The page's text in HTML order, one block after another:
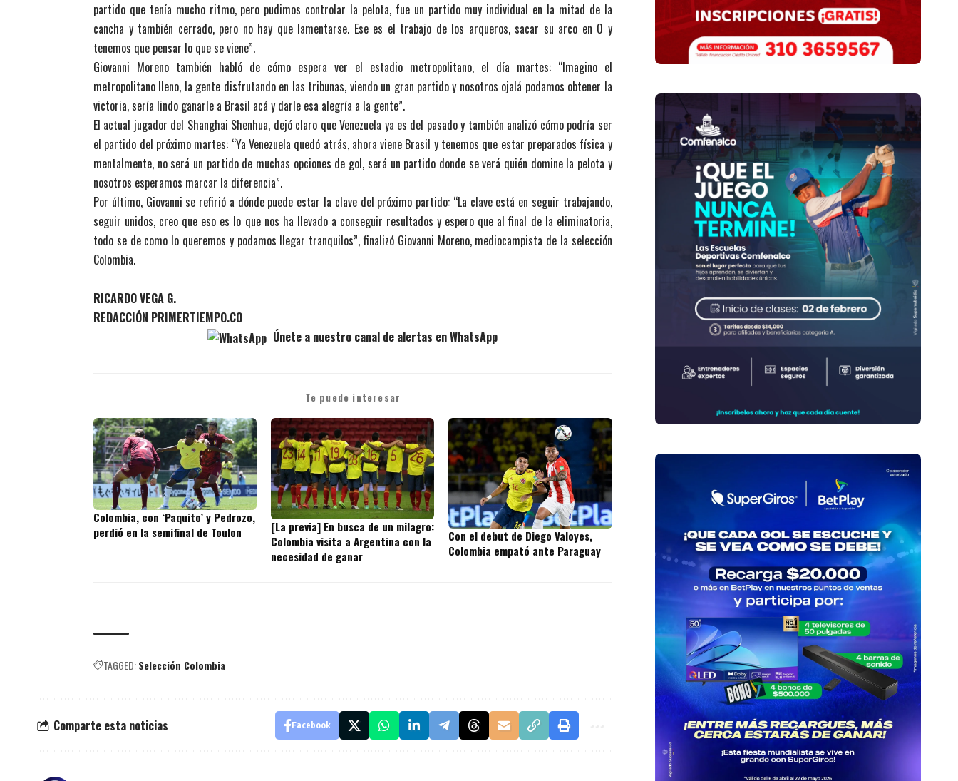
partido que tenía mucho ritmo, pero pudimos controlar la pelota, fue un partido muy individual en la mitad de la
cancha y también cerrado, pero no hay que lamentarse. Ese es el trabajo de los arqueros, sacar su arco en 0 y
tenemos que pensar lo que se viene”.
Giovanni Moreno también habló de cómo espera ver el estadio metropolitano, el día martes: “Imagino el
metropolitano lleno, la gente disfrutando en las tribunas, viendo un gran partido y nosotros ojalá podamos obtener la
victoria, sería lindo ganarle a Brasil acá y darle esa alegría a la gente”.
El actual jugador del Shanghai Shenhua, dejó claro que Venezuela ya es del pasado y también analizó cómo podría ser
el partido del próximo martes: “Ya Venezuela quedó atrás, ahora viene Brasil y tenemos que estar preparados física y
mentalmente, no será un partido de muchas opciones de gol, será un partido donde se verá quién domine la pelota y
nosotros esperamos marcar la diferencia”.
Por último, Giovanni se refirió a dónde puede estar la clave del próximo partido: “La clave está en seguir trabajando,
seguir unidos, creo que eso es lo que nos ha llevado a conseguir resultados y espero que al final de la eliminatoria,
todo se de como lo queremos y podamos llegar tranquilos”, finalizó Giovanni Moreno, mediocampista de la selección
Colombia.
RICARDO VEGA G.
REDACCIÓN PRIMERTIEMPO.CO
Únete a nuestro canal de alertas en WhatsApp
Te puede interesar
Colombia, con ‘Paquito’ y Pedrozo,
perdió en la semifinal de Toulon
[La previa] En busca de un milagro:
Colombia visita a Argentina con la
necesidad de ganar
Con el debut de Diego Valoyes,
Colombia empató ante Paraguay
TAGGED:Selección Colombia
Comparte esta noticias Facebook